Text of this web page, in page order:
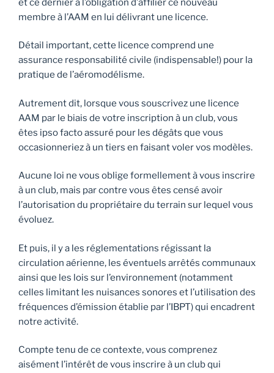
membre à l’AAM en lui délivrant une licence.
Détail important, cette licence comprend une
assurance responsabilité civile (indispensable!) pour la
pratique de l’aéromodélisme.
Autrement dit, lorsque vous souscrivez une licence
AAM par le biais de votre inscription à un club, vous
êtes ipso facto assuré pour les dégâts que vous
occasionneriez à un tiers en faisant voler vos modèles.
Aucune loi ne vous oblige formellement à vous inscrire
à un club, mais par contre vous êtes censé avoir
l’autorisation du propriétaire du terrain sur lequel vous
évoluez.
Et puis, il y a les réglementations régissant la
circulation aérienne, les éventuels arrêtés communaux
ainsi que les lois sur l’environnement (notamment
celles limitant les nuisances sonores et l’utilisation des
fréquences d’émission établie par l’IBPT) qui encadrent
notre activité.
Compte tenu de ce contexte, vous comprenez
aisément l’intérêt de vous inscrire à un club qui